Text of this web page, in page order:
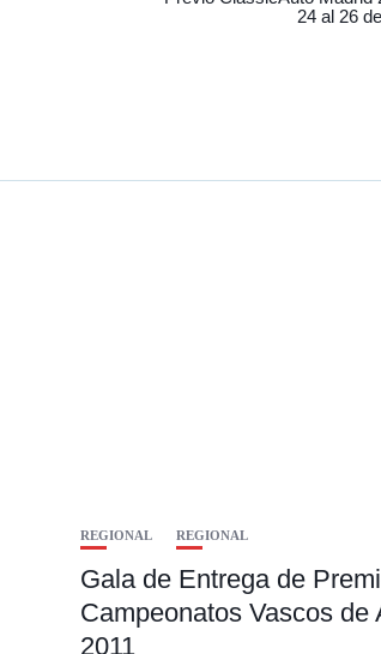
24 al 26
REGIONAL REGIONAL
Gala de Entrega de
Campeonatos Vascos de
2011